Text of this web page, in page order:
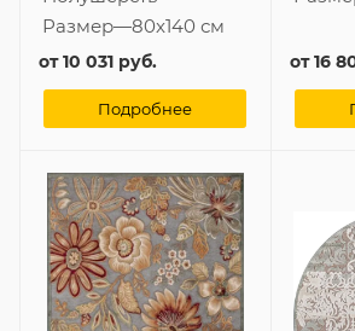
Размер—80x140 см
от10 031 руб.
Подробнее
от16